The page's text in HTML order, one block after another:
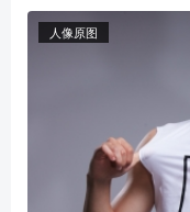
人像原图